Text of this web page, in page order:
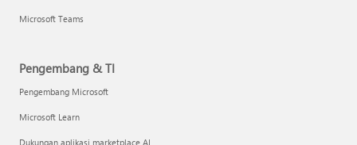
Microsoft Teams
Pengembang & TI
Pengembang Microsoft
Microsoft Learn
Dukungan aplikasi marketplace AI